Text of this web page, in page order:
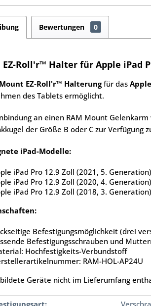
Bewertungen 0
EZ-Roll'r™ Halter für Apple iPad
EZ-Roll'r™ Halterungfür das
des Tablets ermöglicht.
an einen RAM Mount
der Größe B oder C zur Verfügung
iPad-Modelle:
iPad Pro 12.9 Zoll (2021, 5.
iPad Pro 12.9 Zoll (2020, 4.
iPad Pro 12.9 Zoll (2018, 3.
Befestigungsmöglichkeit (drei
Befestigungsschrauben und
Hochfestigkeits-Verbundstoff
RAM-HOL-AP24U
Geräte nicht im Lieferumfang